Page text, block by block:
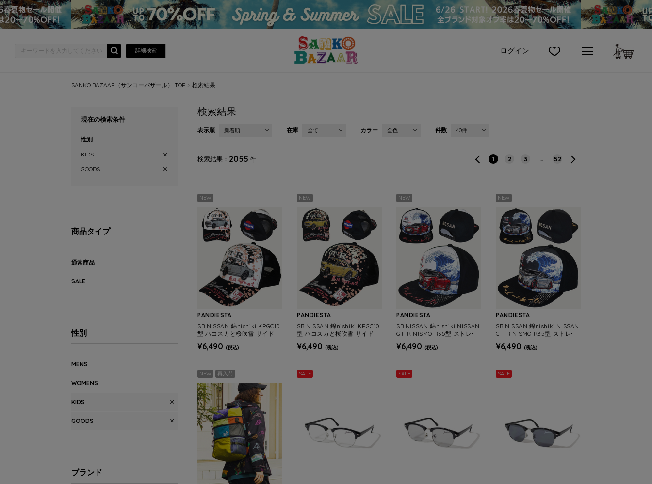
詳細検索 ログイン
SANKO BAZAAR（サンコーバザール） TOP 検索結果
検索結果
表示順 新着順 在庫 全て カラー 全色 件数 40件
検索結果 2055 件 1 2 3 … 52
NEW
PANDIESTA
SB NISSAN 錦nishiki KPGC10
型 ハコスカと桜吹雪 サイドメ
S/WOMENS)
¥6,490 (税込)
NEW
PANDIESTA
SB NISSAN 錦nishiki KPGC10
型 ハコスカと桜吹雪 サイドメ
S/WOMENS)
¥6,490 (税込)
NEW
PANDIESTA
SB NISSAN 錦nishiki NISSAN
GT-R NISMO R35型 ストレー
MENS/WOMENS)
¥6,490 (税込)
NEW
PANDIESTA
SB NISSAN 錦nishiki NISSAN
GT-R NISMO R35型 ストレー
MENS/WOMENS)
¥6,490 (税込)
NEW 再入荷 SALE SALE SALE
現在の検索条件
性別
KIDS
GOODS
商品タイプ
通常商品
SALE
性別
MENS
WOMENS
KIDS
GOODS
ブランド